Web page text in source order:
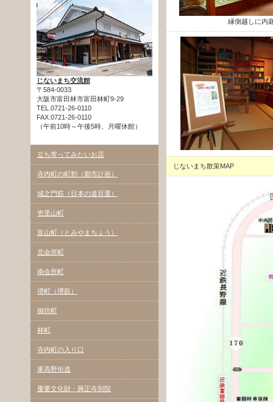
縁側越しに内
じないまち散策MAP
じないまち交流館
〒584-0033
大阪市富田林市富田林町9-29
TEL.0721-26-0110
FAX.0721-26-0110
（午前10時～午後5時、月曜休館）
立ち寄ってみたいお店
寺内町の町割（都市計画）
城之門筋（日本の道百選）
壱里山町
富山町（とみやまちょう）
北会所町
南会所町
堺町（堺筋）
御坊町
林町
寺内町の入り口
東高野街道
重要文化財・興正寺別院